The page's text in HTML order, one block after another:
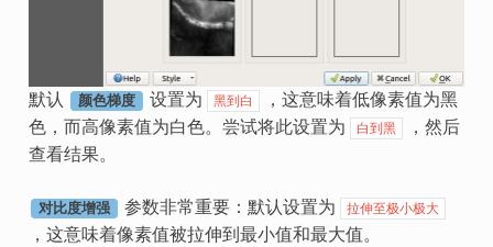
默认 颜色梯度 设置为 黑到白
，这意味着低像素值为黑
色，而高像素值为白色。尝试将此设置为
白到黑
，然后
查看结果。
对比度增强 参数非常重要：默认设置为 拉伸至极小极大
，这意味着像素值被拉伸到最小值和最大值。